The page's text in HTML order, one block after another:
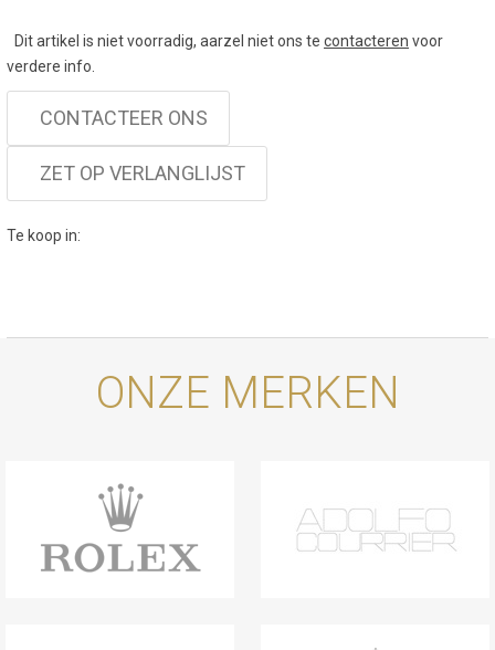
Dit artikel is niet voorradig, aarzel niet ons te contacteren voor
verdere info.
CONTACTEER ONS
ZET OP VERLANGLIJST
Te koop in:
ONZE MERKEN